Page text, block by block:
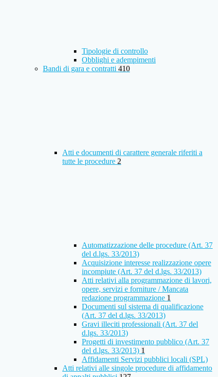
Tipologie di controllo
Obblighi e adempimenti
Bandi di gara e contratti 410
Atti e documenti di carattere generale riferiti a
tutte le procedure 2
Automatizzazione delle procedure (Art. 37
del d.lgs. 33/2013)
Acquisizione interesse realizzazione opere
incompiute (Art. 37 del d.lgs. 33/2013)
Atti relativi alla programmazione di lavori,
opere, servizi e forniture / Mancata
redazione programmazione 1
Documenti sul sistema di qualificazione
(Art. 37 del d.lgs. 33/2013)
Gravi illeciti professionali (Art. 37 del
d.lgs. 33/2013)
Progetti di investimento pubblico (Art. 37
del d.lgs. 33/2013) 1
Affidamenti Servizi pubblici locali (SPL)
Atti relativi alle singole procedure di affidamento